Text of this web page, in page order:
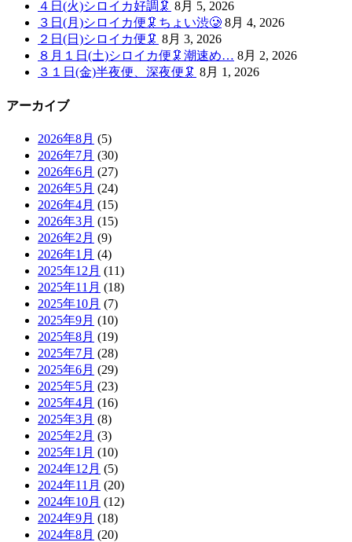
４日(火)シロイカ好調🦑 8月 5, 2026
３日(月)シロイカ便🦑ちょい渋🥲 8月 4, 2026
２日(日)シロイカ便🦑 8月 3, 2026
８月１日(土)シロイカ便🦑潮速め… 8月 2, 2026
３１日(金)半夜便、深夜便🦑 8月 1, 2026
アーカイブ
2026年8月 (5)
2026年7月 (30)
2026年6月 (27)
2026年5月 (24)
2026年4月 (15)
2026年3月 (15)
2026年2月 (9)
2026年1月 (4)
2025年12月 (11)
2025年11月 (18)
2025年10月 (7)
2025年9月 (10)
2025年8月 (19)
2025年7月 (28)
2025年6月 (29)
2025年5月 (23)
2025年4月 (16)
2025年3月 (8)
2025年2月 (3)
2025年1月 (10)
2024年12月 (5)
2024年11月 (20)
2024年10月 (12)
2024年9月 (18)
2024年8月 (20)